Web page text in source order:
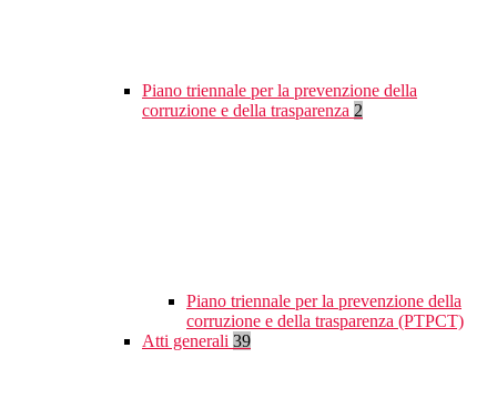
Piano triennale per la prevenzione della
corruzione e della trasparenza 2
Piano triennale per la prevenzione della
corruzione e della trasparenza (PTPCT)
Atti generali 39